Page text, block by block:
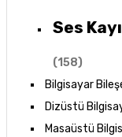
Ses
(158)
Bilgisayar
Dizüstü
Masaüstü